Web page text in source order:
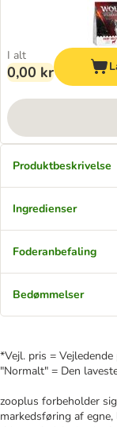
I alt
0,00 kr
Produktbeskrivelse
Ingredienser
Foderanbefaling
Bedømmelser
*Vejl. pris =
"Normalt" = Den
zooplus forbeholder
markedsføring af